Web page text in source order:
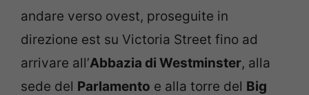
andare verso ovest, proseguite in
direzione est su Victoria Street fino ad
arrivare all’Abbazia di Westminster, alla
sede del Parlamento e alla torre del Big